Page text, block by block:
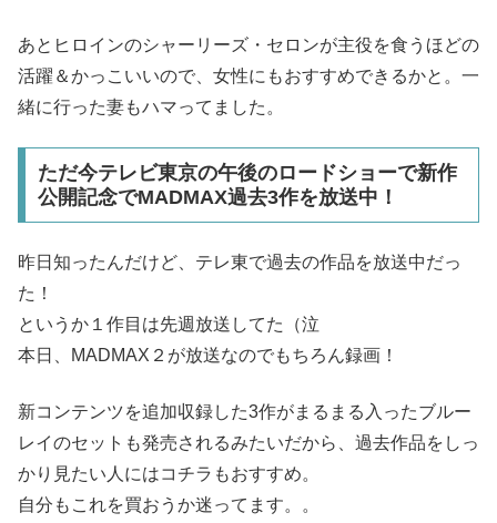
あとヒロインのシャーリーズ・セロンが主役を食うほどの
活躍＆かっこいいので、女性にもおすすめできるかと。一
緒に行った妻もハマってました。
ただ今テレビ東京の午後のロードショーで新作
公開記念でMADMAX過去3作を放送中！
昨日知ったんだけど、テレ東で過去の作品を放送中だっ
た！
というか１作目は先週放送してた（泣
本日、MADMAX２が放送なのでもちろん録画！
新コンテンツを追加収録した3作がまるまる入ったブルー
レイのセットも発売されるみたいだから、過去作品をしっ
かり見たい人にはコチラもおすすめ。
自分もこれを買おうか迷ってます。。